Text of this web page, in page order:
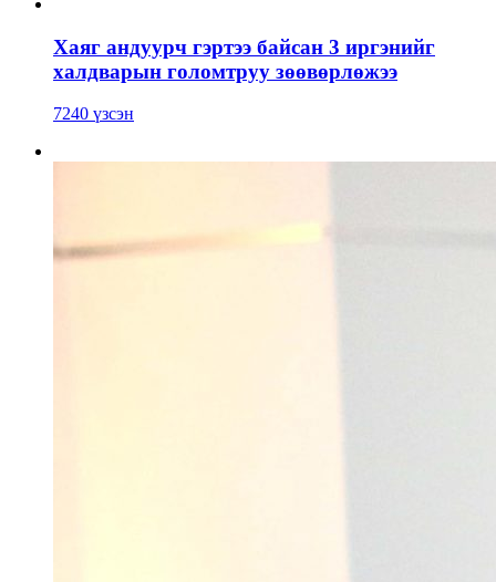
Хаяг андуурч гэртээ байсан 3 иргэнийг
халдварын голомтруу зөөвөрлөжээ
7240 үзсэн